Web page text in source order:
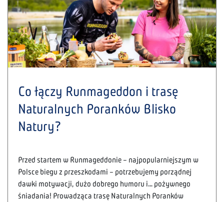
Co łączy Runmageddon i trasę
Naturalnych Poranków Blisko
Natury?
Przed startem w Runmageddonie – najpopularniejszym w
Polsce biegu z przeszkodami – potrzebujemy porządnej
dawki motywacji, dużo dobrego humoru i… pożywnego
śniadania! Prowadząca trasę Naturalnych Poranków